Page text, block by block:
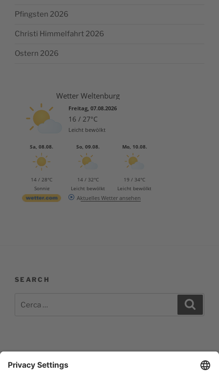
Pfingsten 2026
Christi Himmelfahrt 2026
Ostern 2026
Wetter Weltenburg
Freitag, 07.08.2026
16 / 27°C
Leicht bewölkt
Sa, 08.08.
14 / 28°C
Sonnig
So, 09.08.
14 / 32°C
Leicht bewölkt
Mo, 10.08.
19 / 34°C
Leicht bewölkt
Aktuelles Wetter ansehen
SEARCH
Impressum